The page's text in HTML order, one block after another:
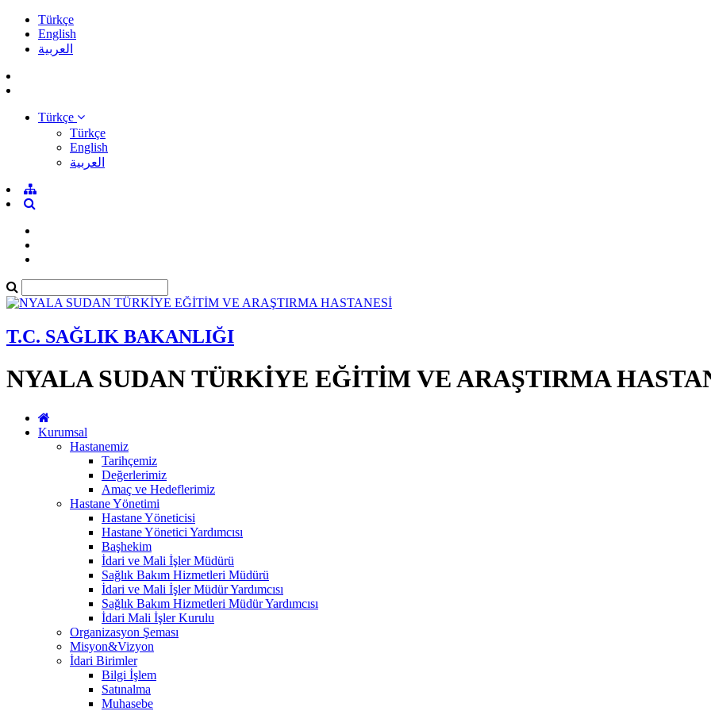
Türkçe
English
العربية
Türkçe
Türkçe
English
العربية
T.C. SAĞLIK BAKANLIĞI
NYALA SUDAN TÜRKİYE EĞİTİM VE ARAŞTIRMA
Kurumsal
Hastanemiz
Tarihçemiz
Değerlerimiz
Amaç ve Hedeflerimiz
Hastane Yönetimi
Hastane Yöneticisi
Hastane Yönetici Yardımcısı
Başhekim
İdari ve Mali İşler Müdürü
Sağlık Bakım Hizmetleri Müdürü
İdari ve Mali İşler Müdür Yardımcısı
Sağlık Bakım Hizmetleri Müdür Yardımcısı
İdari Mali İşler Kurulu
Organizasyon Şeması
Misyon&Vizyon
İdari Birimler
Bilgi İşlem
Satınalma
Muhasebe